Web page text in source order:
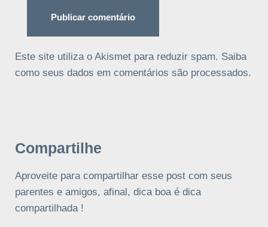
Este site utiliza o Akismet para reduzir spam. Saiba
como seus dados em comentários são processados.
Compartilhe
Aproveite para compartilhar esse post com seus
parentes e amigos, afinal, dica boa é dica
compartilhada !